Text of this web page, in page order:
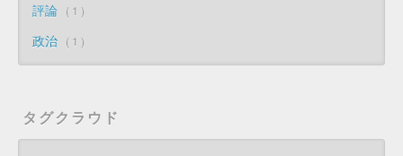
評論 1
政治 1
タグクラウド